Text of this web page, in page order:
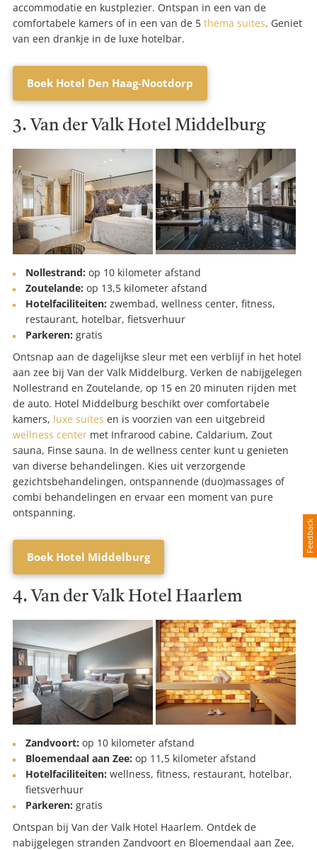
accommodatie en kustplezier. Ontspan in een van de
comfortabele kamers of in een van de 5 thema suites. Geniet
van een drankje in de luxe hotelbar.
Boek Hotel Den Haag-Nootdorp
3. Van der Valk Hotel Middelburg
Nollestrand: op 10 kilometer afstand
Zoutelande: op 13,5 kilometer afstand
Hotelfaciliteiten: zwembad, wellness center, fitness,
restaurant, hotelbar, fietsverhuur
Parkeren: gratis
Ontsnap aan de dagelijkse sleur met een verblijf in het hotel
aan zee bij Van der Valk Middelburg. Verken de nabijgelegen
Nollestrand en Zoutelande, op 15 en 20 minuten rijden met
de auto. Hotel Middelburg beschikt over comfortabele
kamers, luxe suites en is voorzien van een uitgebreid
wellness center met Infrarood cabine, Caldarium, Zout
sauna, Finse sauna. In de wellness center kunt u genieten
van diverse behandelingen. Kies uit verzorgende
gezichtsbehandelingen, ontspannende (duo)massages of
combi behandelingen en ervaar een moment van pure
ontspanning.
Boek Hotel Middelburg
4. Van der Valk Hotel Haarlem
Zandvoort: op 10 kilometer afstand
Bloemendaal aan Zee: op 11,5 kilometer afstand
Hotelfaciliteiten: wellness, fitness, restaurant, hotelbar,
fietsverhuur
Parkeren: gratis
Ontspan bij Van der Valk Hotel Haarlem. Ontdek de
nabijgelegen stranden Zandvoort en Bloemendaal aan Zee,
Feedback